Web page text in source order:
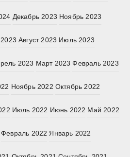
Декабрь 2023 Ноябрь 2023
Август 2023 Июль 2023
2023 Март 2023 Февраль 2023
Ноябрь 2022 Октябрь 2022
Июль 2022 Июнь 2022 Май 2022
Февраль 2022 Январь 2022